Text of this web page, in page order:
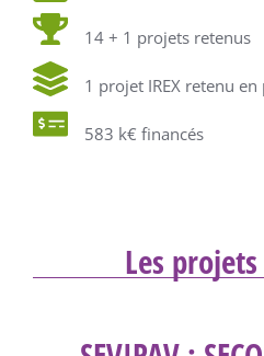
14 + 1 projets retenus
1 projet IREX retenu en
583 k€ financés
Les